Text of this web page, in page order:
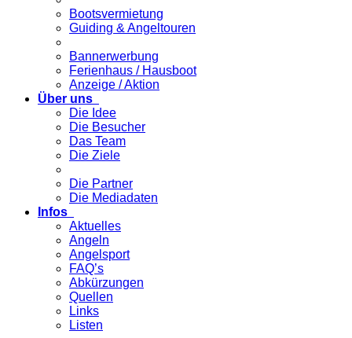
Bootsvermietung
Guiding & Angeltouren
Bannerwerbung
Ferienhaus / Hausboot
Anzeige / Aktion
Über uns
Die Idee
Die Besucher
Das Team
Die Ziele
Die Partner
Die Mediadaten
Infos
Aktuelles
Angeln
Angelsport
FAQ’s
Abkürzungen
Quellen
Links
Listen